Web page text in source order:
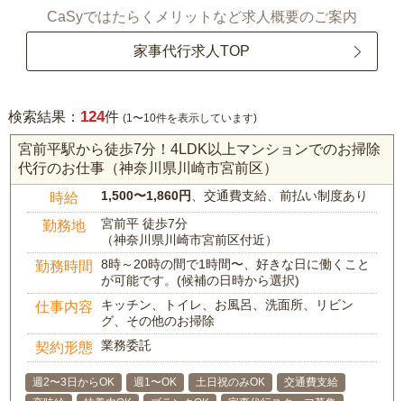
CaSyではたらくメリットなど求人概要のご案内
家事代行求人TOP
検索結果： 124件 (1〜10件を表示しています)
宮前平駅から徒歩7分！4LDK以上マンションでのお掃除
代行のお仕事（神奈川県川崎市宮前区）
時給 1,500〜1,860円 、交通費支給、前払い制度あり
勤務地
宮前平 徒歩7分
（神奈川県川崎市宮前区付近）
勤務時間
8時～20時の間で1時間〜、好きな日に働くこと
が可能です。(候補の日時から選択)
仕事内容
キッチン、トイレ、お風呂、洗面所、リビン
グ、その他のお掃除
契約形態 業務委託
週2〜3日からOK 週1〜OK 土日祝のみOK
交通費支給